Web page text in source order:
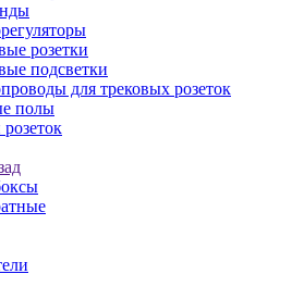
розетки
подсветки
для трековых розеток
полы